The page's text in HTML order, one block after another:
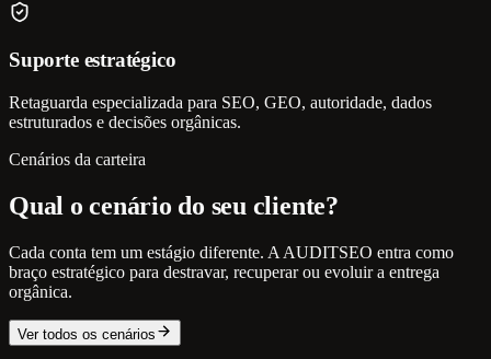
Suporte estratégico
Retaguarda especializada para SEO, GEO, autoridade, dados
estruturados e decisões orgânicas.
Cenários da carteira
Qual o cenário do seu cliente?
Cada conta tem um estágio diferente. A AUDITSEO entra como
braço estratégico para destravar, recuperar ou evoluir a entrega
orgânica.
Ver todos os cenários